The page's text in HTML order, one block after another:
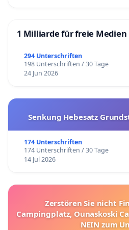
1 Milliarde für freie Medien
294 Unterschriften
198 Unterschriften / 30 Tage
24 Jun 2026
Senkung Hebesatz
174 Unterschriften
174 Unterschriften / 30 Tage
14 Jul 2026
Zerstören Sie nicht
Campingplatz, Ounaskoski
NEIN zum